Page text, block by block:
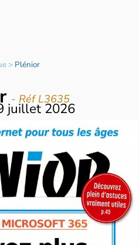
> Plénior
- Réf L3635
juillet 2026